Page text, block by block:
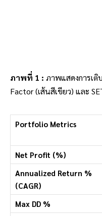
ภาพที่ 1 : ภาพแสดงการเติ
Factor (เส้นสีเขียว) และ
Portfolio Metrics
Net Profit (%)
Annualized Return %
(CAGR)
Max DD %